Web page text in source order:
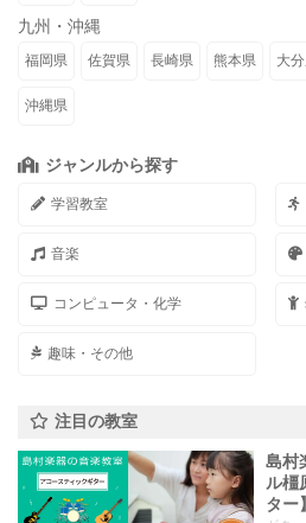
九州・沖縄
福岡県 佐賀県 長崎県 熊本県 大
沖縄県
ジャンルから探す
学習教室
音楽
コンピュータ・化学
趣味・その他
注目の教室
島村
ル橿
ター】